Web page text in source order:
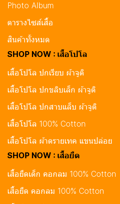
Photo Album
ตารางไซส์เสื้อ
สินค้าทั้งหมด
SHOP NOW : เสื้อโปโล
เสื้อโปโล ปกเรียบ ผ้าจูติ
เสื้อโปโล ปกขลิบเล็ก ผ้าจูติ
เสื้อโปโล ปกสาบแล็บ ผ้าจูติ
เสื้อโปโล 100% Cotton
เสื้อโปโล ผ้าดรายเทค แขนปล่อย
SHOP NOW : เสื้อยืด
เสื้อยืดเด็ก คอกลม 100% Cotton
เสื้อยืด คอกลม 100% Cotton